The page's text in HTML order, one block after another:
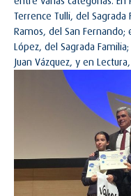
Terrence Tulli, del
Ramos, del San
López, del Sagrada
Juan Vázquez, y en